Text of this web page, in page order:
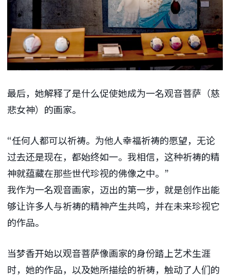
最后，她解释了是什么促使她成为一名观音菩萨（慈
悲女神）的画家。
“任何人都可以祈祷。为他人幸福祈祷的愿望，无论
过去还是现在，都始终如一。我相信，这种祈祷的精
神就蕴藏在那些世代珍视的佛像之中。”
我作为一名观音画家，迈出的第一步，就是创作出能
够让许多人与祈祷的精神产生共鸣，并在未来珍视它
的作品。
当梦香开始以观音菩萨像画家的身份踏上艺术生涯
时，她的作品，以及她所描绘的祈祷，触动了人们的